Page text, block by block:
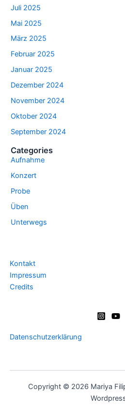
Juli 2025
Mai 2025
März 2025
Februar 2025
Januar 2025
Dezember 2024
November 2024
Oktober 2024
September 2024
Categories
Aufnahme
Konzert
Probe
Üben
Unterwegs
Kontakt
Impressum
Credits
Datenschutzerklärung
Copyright © 2026 Mariya